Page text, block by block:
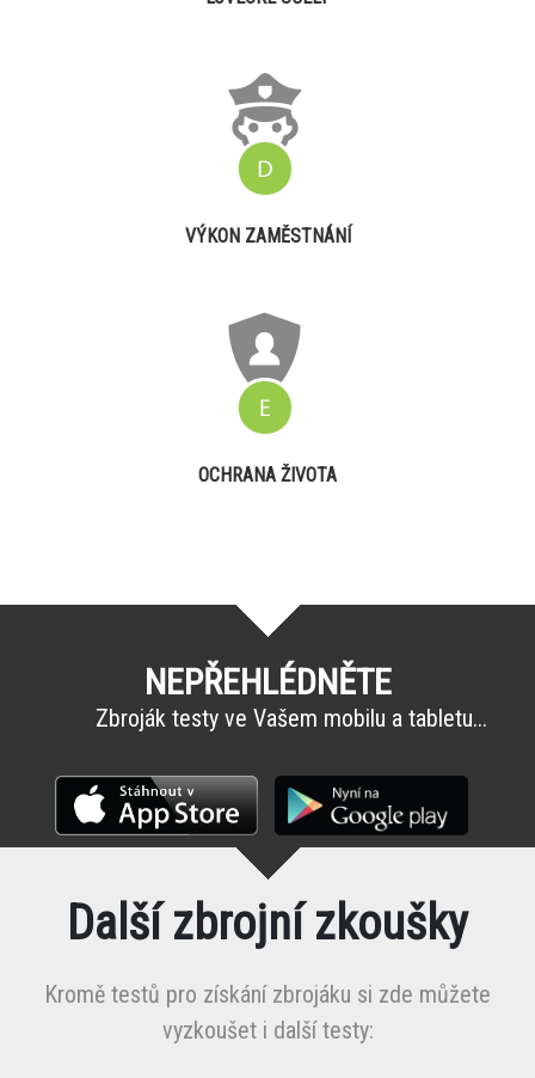
VÝKON ZAMĚSTNÁNÍ
OCHRANA ŽIVOTA
NEPŘEHLÉDNĚTE
Zbroják testy ve Vašem mobilu a tabletu...
Další zbrojní zkoušky
Kromě testů pro získání zbrojáku si zde můžete
vyzkoušet i další testy: